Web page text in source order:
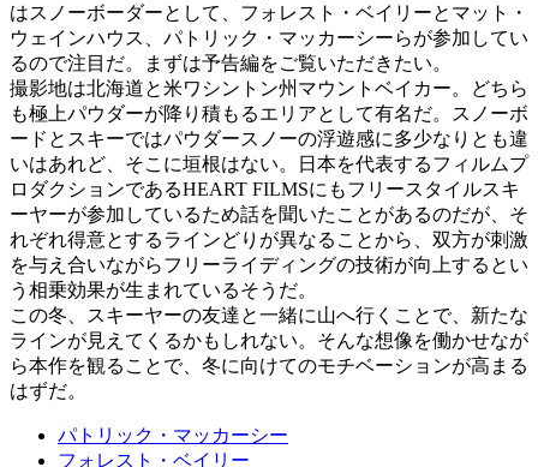
はスノーボーダーとして、フォレスト・ベイリーとマット・
ウェインハウス、パトリック・マッカーシーらが参加してい
るので注目だ。まずは予告編をご覧いただきたい。
撮影地は北海道と米ワシントン州マウントベイカー。どちら
も極上パウダーが降り積もるエリアとして有名だ。スノーボ
ードとスキーではパウダースノーの浮遊感に多少なりとも違
いはあれど、そこに垣根はない。日本を代表するフィルムプ
ロダクションであるHEART FILMSにもフリースタイルスキ
ーヤーが参加しているため話を聞いたことがあるのだが、そ
れぞれ得意とするラインどりが異なることから、双方が刺激
を与え合いながらフリーライディングの技術が向上するとい
う相乗効果が生まれているそうだ。
この冬、スキーヤーの友達と一緒に山へ行くことで、新たな
ラインが見えてくるかもしれない。そんな想像を働かせなが
ら本作を観ることで、冬に向けてのモチベーションが高まる
はずだ。
パトリック・マッカーシー
フォレスト・ベイリー